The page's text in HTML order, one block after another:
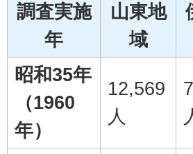
調査実施
年
山東地
域
昭和35年
（1960
年）
12,569
人